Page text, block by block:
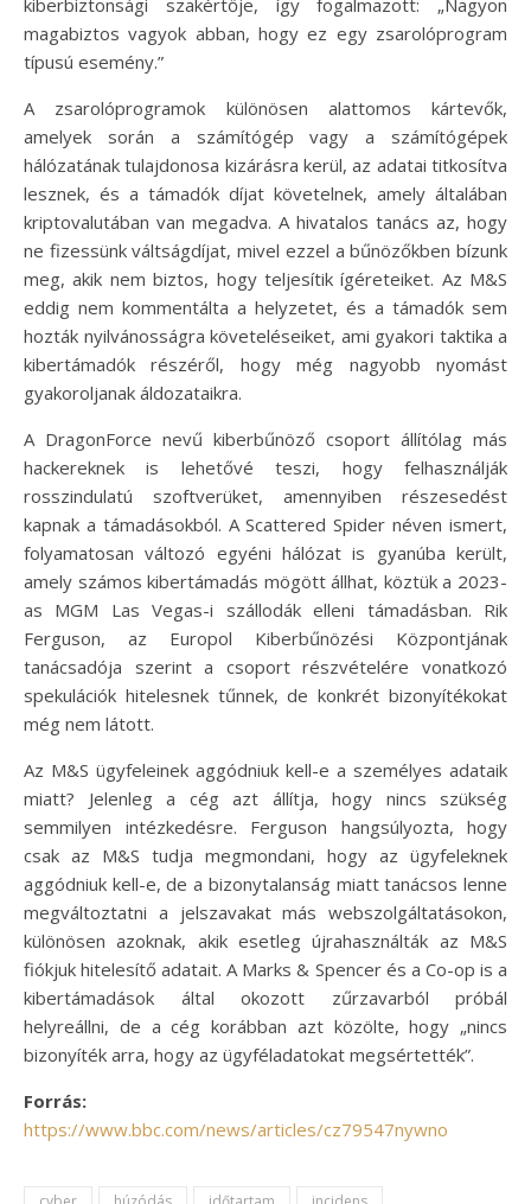
magabiztos vagyok abban, hogy ez egy zsarolóprogram
típusú esemény.”
A zsarolóprogramok különösen alattomos kártevők,
amelyek során a számítógép vagy a számítógépek
hálózatának tulajdonosa kizárásra kerül, az adatai titkosítva
lesznek, és a támadók díjat követelnek, amely általában
kriptovalutában van megadva. A hivatalos tanács az, hogy
ne fizessünk váltságdíjat, mivel ezzel a bűnözőkben bízunk
meg, akik nem biztos, hogy teljesítik ígéreteiket. Az M&S
eddig nem kommentálta a helyzetet, és a támadók sem
hozták nyilvánosságra követeléseiket, ami gyakori taktika a
kibertámadók részéről, hogy még nagyobb nyomást
gyakoroljanak áldozataikra.
A DragonForce nevű kiberbűnöző csoport állítólag más
hackereknek is lehetővé teszi, hogy felhasználják
rosszindulatú szoftverüket, amennyiben részesedést
kapnak a támadásokból. A Scattered Spider néven ismert,
folyamatosan változó egyéni hálózat is gyanúba került,
amely számos kibertámadás mögött állhat, köztük a 2023-
as MGM Las Vegas-i szállodák elleni támadásban. Rik
Ferguson, az Europol Kiberbűnözési Központjának
tanácsadója szerint a csoport részvételére vonatkozó
spekulációk hitelesnek tűnnek, de konkrét bizonyítékokat
még nem látott.
Az M&S ügyfeleinek aggódniuk kell-e a személyes adataik
miatt? Jelenleg a cég azt állítja, hogy nincs szükség
semmilyen intézkedésre. Ferguson hangsúlyozta, hogy
csak az M&S tudja megmondani, hogy az ügyfeleknek
aggódniuk kell-e, de a bizonytalanság miatt tanácsos lenne
megváltoztatni a jelszavakat más webszolgáltatásokon,
különösen azoknak, akik esetleg újrahasználták az M&S
fiókjuk hitelesítő adatait. A Marks & Spencer és a Co-op is a
kibertámadások által okozott zűrzavarból próbál
helyreállni, de a cég korábban azt közölte, hogy „nincs
bizonyíték arra, hogy az ügyféladatokat megsértették”.
Forrás:
https://www.bbc.com/news/articles/cz79547nywno